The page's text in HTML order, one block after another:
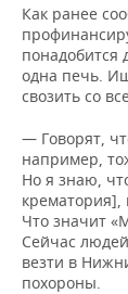
Как ранее
понадобится
одна печь.
свозить со
— Говорят,
например,
Но я знаю,
Что значит
Сейчас
везти в
похороны.